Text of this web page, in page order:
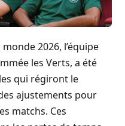
2026, l’équipe
les Verts, a été
qui régiront le
ajustements pour
matchs. Ces